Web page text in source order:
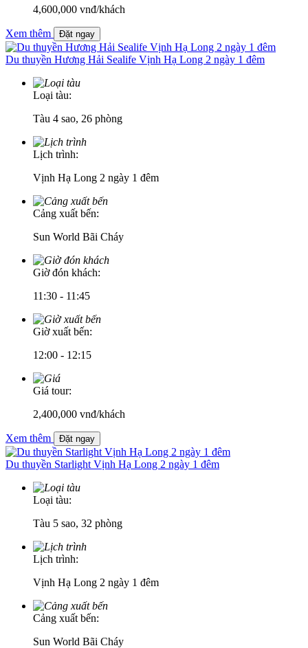
4,600,000 vnđ/khách
Xem thêm Đặt ngay
Du thuyền Hương Hải Sealife Vịnh Hạ Long 2 ngày 1 đêm
Loại tàu:
Tàu 4 sao, 26 phòng
Lịch trình:
Vịnh Hạ Long 2 ngày 1 đêm
Cảng xuất bến:
Sun World Bãi Cháy
Giờ đón khách:
11:30 - 11:45
Giờ xuất bến:
12:00 - 12:15
Giá tour:
2,400,000 vnđ/khách
Xem thêm Đặt ngay
Du thuyền Starlight Vịnh Hạ Long 2 ngày 1 đêm
Loại tàu:
Tàu 5 sao, 32 phòng
Lịch trình:
Vịnh Hạ Long 2 ngày 1 đêm
Cảng xuất bến:
Sun World Bãi Cháy